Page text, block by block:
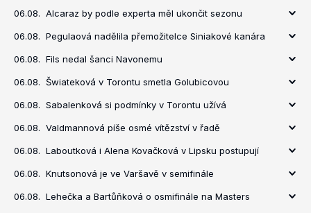
06.08. Alcaraz by podle experta měl ukončit sezonu
06.08. Pegulaová nadělila přemožitelce Siniakové kanára
06.08. Fils nedal šanci Navonemu
06.08. Šwiateková v Torontu smetla Golubicovou
06.08. Sabalenková si podmínky v Torontu užívá
06.08. Valdmannová píše osmé vítězství v řadě
06.08. Laboutková i Alena Kovačková v Lipsku postupují
06.08. Knutsonová je ve Varšavě v semifinále
06.08. Lehečka a Bartůňková o osmifinále na Masters